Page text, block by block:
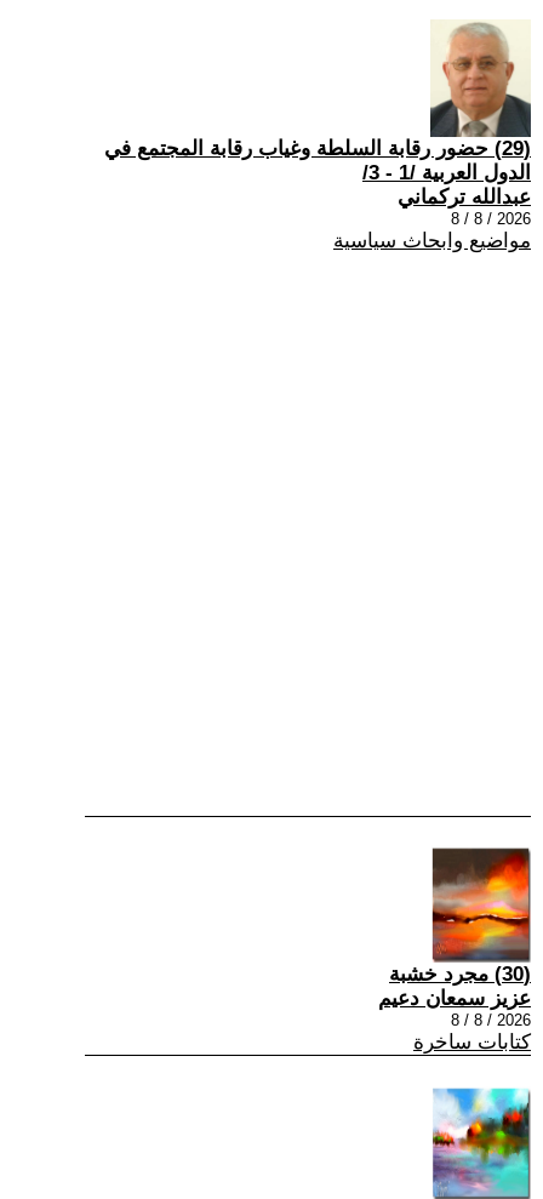
(29) حضور رقابة السلطة وغياب رقابة المجتمع في
الدول العربية /1 - 3/
عبدالله تركماني
2026 / 8 / 8
مواضيع وابحاث سياسية
(30) مجرد خشبة
عزيز سمعان دعيم
2026 / 8 / 8
كتابات ساخرة